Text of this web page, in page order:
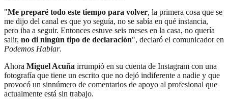
"Me preparé todo este tiempo para volver, la primera cosa que se
me dijo del canal es que yo seguía, no se sabía en qué instancia,
pero iba a seguir. Entonces estuve seis meses en la casa, no quería
salir, no di ningún tipo de declaración", declaró el comunicador en
Podemos Hablar.
Ahora Miguel Acuña irrumpió en su cuenta de Instagram con una
fotografía que tiene un escrito que no dejó indiferente a nadie y que
provocó un sinnúmero de comentarios de apoyo al profesional que
actualmente está sin trabajo.